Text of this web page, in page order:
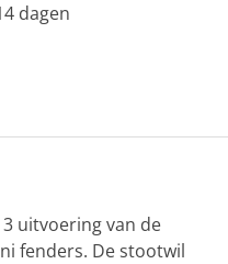
dagen
uitvoering van de
fenders. De stootwil